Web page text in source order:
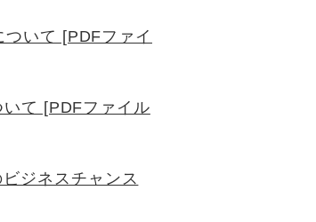
いて [PDFファイ
て [PDFファイル
ジネスチャンス